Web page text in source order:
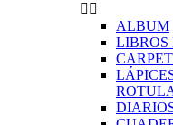
 
ALBUM
LIBROS